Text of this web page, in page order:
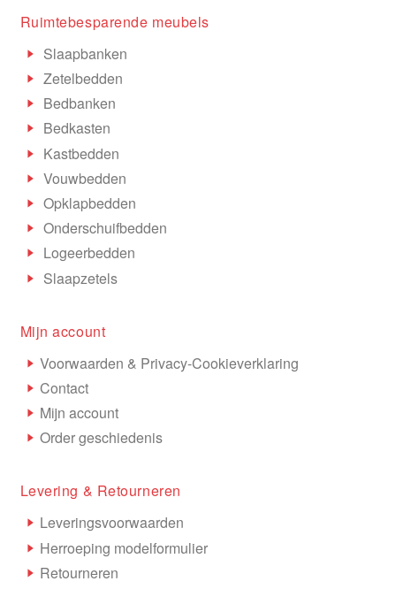
Ruimtebesparende meubels
Slaapbanken
Zetelbedden
Bedbanken
Bedkasten
Kastbedden
Vouwbedden
Opklapbedden
Onderschuifbedden
Logeerbedden
Slaapzetels
Mijn account
Voorwaarden & Privacy-Cookieverklaring
Contact
Mijn account
Order geschiedenis
Levering & Retourneren
Leveringsvoorwaarden
Herroeping modelformulier
Retourneren